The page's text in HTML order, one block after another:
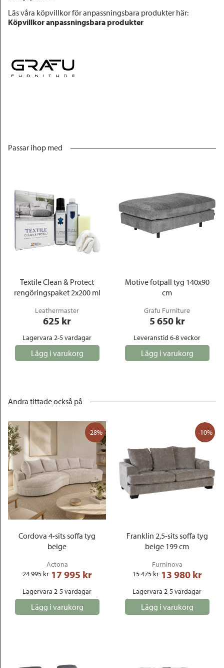
Läs våra köpvillkor för anpassningsbara produkter här:
Köpvillkor anpassningsbara produkter
Passar ihop med
Textile Clean & Protect
rengöringspaket 2x200 ml
Leathermaster
625 kr
Lagervara 2-5 vardagar
Lägg i varukorg
Motive fotpall tyg 140x90
cm
Grafu Furniture
5 650 kr
Leveranstid 6-8 veckor
Lägg i varukorg
Andra tittade också på
-28%
Cordova 4-sits soffa tyg
beige
Actona
24 995 kr 17 995 kr
Lagervara 2-5 vardagar
Lägg i varukorg
-10%
Franklin 2,5-sits soffa tyg
beige 199 cm
Furninova
15 475 kr 13 980 kr
Lagervara 2-5 vardagar
Lägg i varukorg